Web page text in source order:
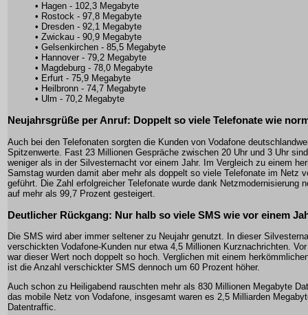
• Hagen - 102,3 Megabyte
• Rostock - 97,8 Megabyte
• Dresden - 92,1 Megabyte
• Zwickau - 90,9 Megabyte
• Gelsenkirchen - 85,5 Megabyte
• Hannover - 79,2 Megabyte
• Magdeburg - 78,0 Megabyte
• Erfurt - 75,9 Megabyte
• Heilbronn - 74,7 Megabyte
• Ulm - 70,2 Megabyte
Neujahrsgrüße per Anruf: Doppelt so viele Telefonate wie
Auch bei den Telefonaten sorgten die Kunden von Vodafone
Spitzenwerte. Fast 23 Millionen Gespräche zwischen 20 Uhr und 3 Uhr
weniger als in der Silvesternacht vor einem Jahr. Im Vergleich zu einem
Samstag wurden damit aber mehr als doppelt so viele Telefonate im Netz
geführt. Die Zahl erfolgreicher Telefonate wurde dank Netzmodernisierung
auf mehr als 99,7 Prozent gesteigert.
Deutlicher Rückgang: Nur halb so viele SMS wie vor einem
Die SMS wird aber immer seltener zu Neujahr genutzt. In dieser
verschickten Vodafone-Kunden nur etwa 4,5 Millionen Kurznachrichten.
war dieser Wert noch doppelt so hoch. Verglichen mit einem
ist die Anzahl verschickter SMS dennoch um 60 Prozent höher.
Auch schon zu Heiligabend rauschten mehr als 830 Millionen Megabyte
das mobile Netz von Vodafone, insgesamt waren es 2,5 Milliarden
Datentraffic.